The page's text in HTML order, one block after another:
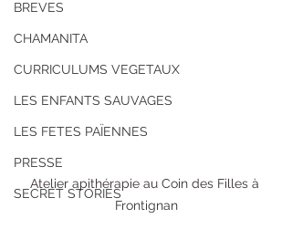
BREVES
CHAMANITA
CURRICULUMS VEGETAUX
LES ENFANTS SAUVAGES
LES FETES PAÏENNES
PRESSE
SECRET STORIES
Atelier apithérapie au Coin des Filles à
Frontignan